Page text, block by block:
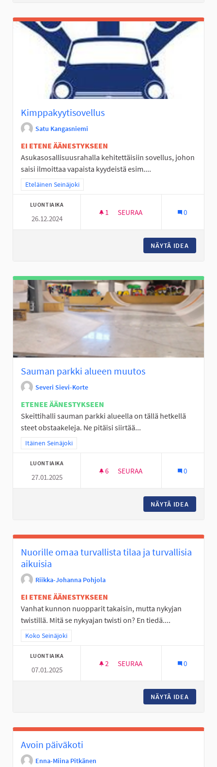
Kimppakyytisovellus
Satu Kangasniemi
EI ETENE ÄÄNESTYKSEEN
Asukasosallisuusrahalla kehitettäisiin sovellus, johon
saisi ilmoittaa vapaista kyydeistä esim....
Rajaa tulokset teeman mukaan: Eteläinen Seinäjoki
Eteläinen Seinäjoki
LUONTIAIKA
26.12.2024
1 1 SEURAAJA
SEURAA 0
NÄYTÄ IDEA
Sauman parkki alueen muutos
Severi Sievi-Korte
ETENEE ÄÄNESTYKSEEN
Skeittihalli sauman parkki alueella on tällä hetkellä
steet obstaakeleja. Ne pitäisi siirtää...
Rajaa tulokset teeman mukaan: Itäinen Seinäjoki
Itäinen Seinäjoki
LUONTIAIKA
27.01.2025
6 6 SEURAAJAA
SEURAA 0
NÄYTÄ IDEA
Nuorille omaa turvallista tilaa ja turvallisia
aikuisia
Riikka-Johanna Pohjola
EI ETENE ÄÄNESTYKSEEN
Vanhat kunnon nuopparit takaisin, mutta nykyjan
twistillä. Mitä se nykyajan twisti on? En tiedä....
Rajaa tulokset teeman mukaan: Koko Seinäjoki
Koko Seinäjoki
LUONTIAIKA
07.01.2025
2 2 SEURAAJAA
SEURAA 0
NÄYTÄ IDEA
Avoin päiväkoti
Enna-Miina Pitkänen